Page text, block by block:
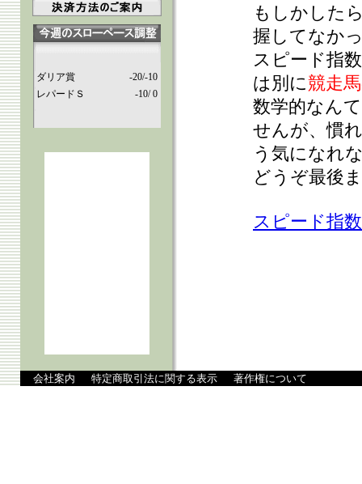
ダリア賞
-20/-10
レパードＳ
-10/ 0
もしかした
握してなか
スピード指
は別に競走
数学的なん
せんが、慣
う気になれ
どうぞ最後
スピード指
会社案内 特定商取引法に関する表示 著作権について